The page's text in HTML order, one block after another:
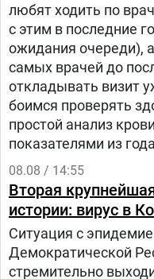
любят ходить по
с этим в последние
ожидания очереди),
самых врачей до
откладывать визит
боимся проверять
простой анализ
показателями из
08.08 / 14:55
Вторая
истории: вирус в
Ситуация с
Демократической
стремительно